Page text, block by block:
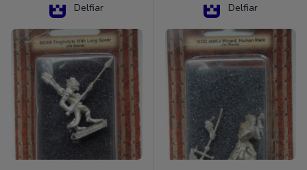
Delfiar Delfiar